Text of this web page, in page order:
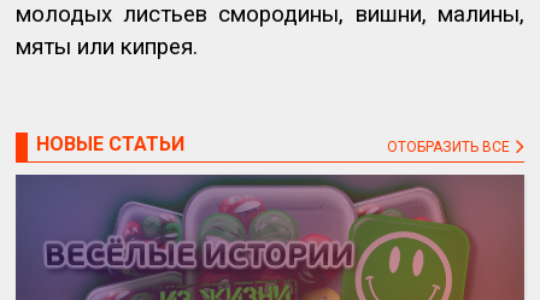
молодых листьев смородины, вишни, малины,
мяты или кипрея.
НОВЫЕ СТАТЬИ ОТОБРАЗИТЬ ВСЕ